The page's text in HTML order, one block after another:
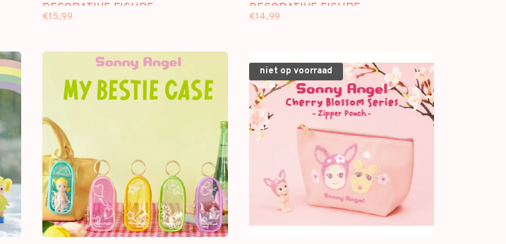
DECORATIVE FIGURE
€15,99
DECORATIVE FIGURE
€14,99
niet op voorraad